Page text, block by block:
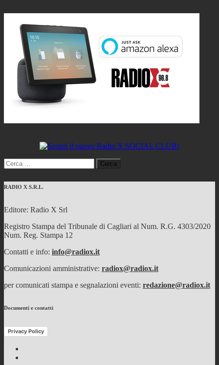
Ricerca
per:
RADIO X S.R.L.
Editore: Radio X Srl
Registro Stampa del Tribunale di Cagliari al Num. R.G. 4303/2020
Num. Reg. Stampa 12
Contatti e info: info@radiox.it
Comunicazioni amministrative: radiox@radiox.it
per comunicati stampa e segnalazioni eventi: redazione@radiox.it
Documenti e contatti
Privacy Policy